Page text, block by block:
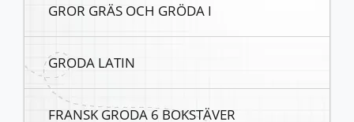
GROR GRÄS OCH GRÖDA I
GRODA LATIN
FRANSK GRODA 6 BOKSTÄVER